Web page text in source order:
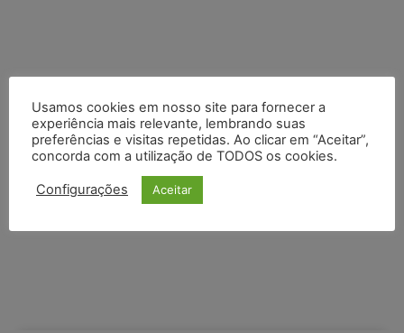
Usamos cookies em nosso site para fornecer a
experiência mais relevante, lembrando suas
preferências e visitas repetidas. Ao clicar em “Aceitar”,
concorda com a utilização de TODOS os cookies.
Configurações Aceitar